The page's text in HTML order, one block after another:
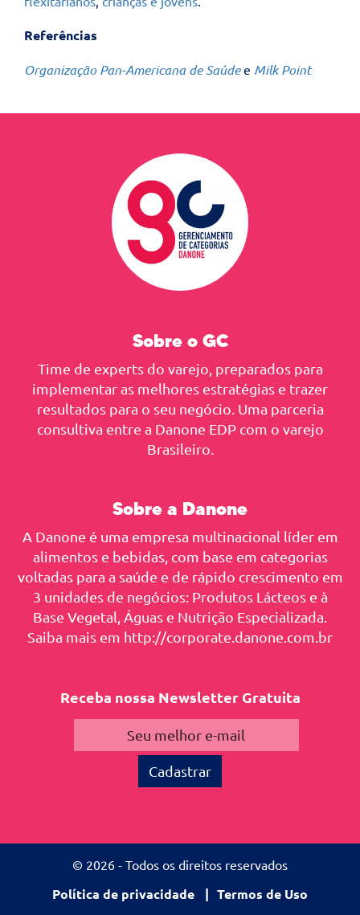
Referências
Organização Pan-Americana de Saúdee Milk Point
Sobre o GC
Time de experts do varejo, preparados para
implementar as melhores estratégias e trazer
resultados para o seu negócio. Uma parceria
consultiva entre a Danone EDP com o varejo
Brasileiro.
Sobre a Danone
A Danone é uma empresa multinacional líder em
alimentos e bebidas, com base em categorias
voltadas para a saúde e de rápido crescimento em
3 unidades de negócios: Produtos Lácteos e à
Base Vegetal, Águas e Nutrição Especializada.
Saiba mais em http://corporate.danone.com.br
Receba nossa Newsletter Gratuita
© 2026 - Todos os direitos reservados
Política de privacidade Termos de Uso